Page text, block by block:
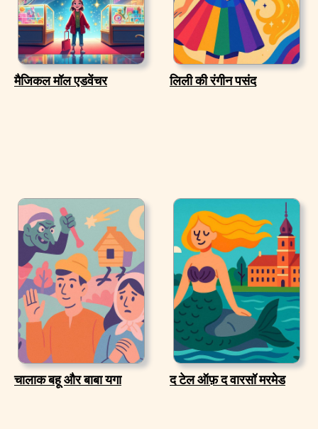
मैजिकल मॉल एडवेंचर लिली की रंगीन पसंद
चालाक बहू और बाबा यगा द टेल ऑफ़ द वारसॉ मरमेड